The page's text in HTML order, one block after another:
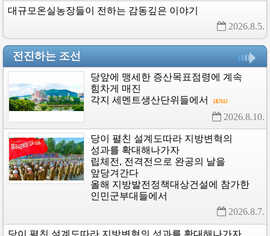
대규모온실농장들이 전하는 감동깊은 이야기
2026.8.5.
전진하는 조선
당앞에 맹세한 증산목표점령에 계속
힘차게 매진
각지 세멘트생산단위들에서
2026.8.10.
당이 펼친 설계도따라 지방변혁의
성과를 확대해나가자
립체전, 전격전으로 완공의 날을
앞당겨간다
올해 지방발전정책대상건설에 참가한
인민군부대들에서
2026.8.7.
당이 펼친 설계도따라 지방변혁의 성과를 확대해나가자